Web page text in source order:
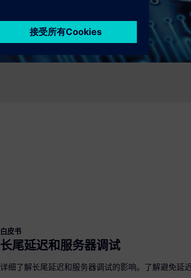
白皮书
长尾延迟和服务器调试
详细了解长尾延迟和服务器调试的影响。了解避免延